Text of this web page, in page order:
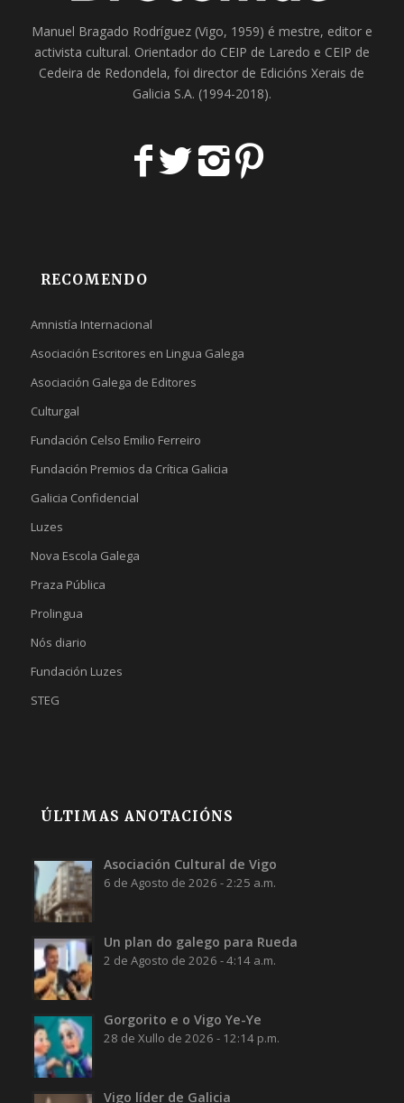
Manuel Bragado Rodríguez (Vigo, 1959) é mestre, editor e
activista cultural. Orientador do CEIP de Laredo e CEIP de
Cedeira de Redondela, foi director de Edicións Xerais de
Galicia S.A. (1994-2018).
RECOMENDO
Amnistía Internacional
Asociación Escritores en Lingua Galega
Asociación Galega de Editores
Culturgal
Fundación Celso Emilio Ferreiro
Fundación Premios da Crítica Galicia
Galicia Confidencial
Luzes
Nova Escola Galega
Praza Pública
Prolingua
Nós diario
Fundación Luzes
STEG
ÚLTIMAS ANOTACIÓNS
Asociación Cultural de Vigo
6 de Agosto de 2026 - 2:25 a.m.
Un plan do galego para Rueda
2 de Agosto de 2026 - 4:14 a.m.
Gorgorito e o Vigo Ye-Ye
28 de Xullo de 2026 - 12:14 p.m.
Vigo líder de Galicia